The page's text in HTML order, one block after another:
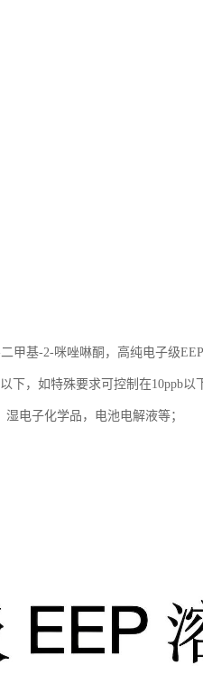
甲基-2-咪唑啉酮，高纯电子级
，如特殊要求可控制在10ppb以
电子化学品，电池电解液等；